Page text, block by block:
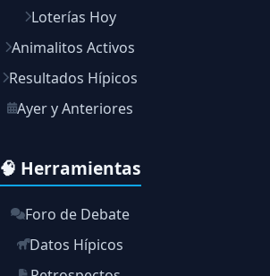
Loterías Hoy
Animalitos Activos
Resultados Hípicos
Ayer y Anteriores
🧠 Herramientas
Foro de Debate
Datos Hípicos